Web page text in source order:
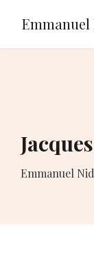
Emmanuel